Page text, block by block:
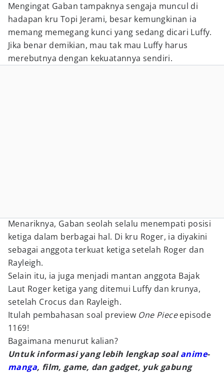
Mengingat Gaban tampaknya sengaja muncul di
hadapan kru Topi Jerami, besar kemungkinan ia
memang memegang kunci yang sedang dicari Luffy.
Jika benar demikian, mau tak mau Luffy harus
merebutnya dengan kekuatannya sendiri.
Menariknya, Gaban seolah selalu menempati posisi
ketiga dalam berbagai hal. Di kru Roger, ia diyakini
sebagai anggota terkuat ketiga setelah Roger dan
Rayleigh.
Selain itu, ia juga menjadi mantan anggota Bajak
Laut Roger ketiga yang ditemui Luffy dan krunya,
setelah Crocus dan Rayleigh.
Itulah pembahasan soal preview One Pieceepisode
1169!
Bagaimana menurut kalian?
Untuk informasi yang lebih lengkap soalanime-
manga, film, game, dan gadget, yuk gabung